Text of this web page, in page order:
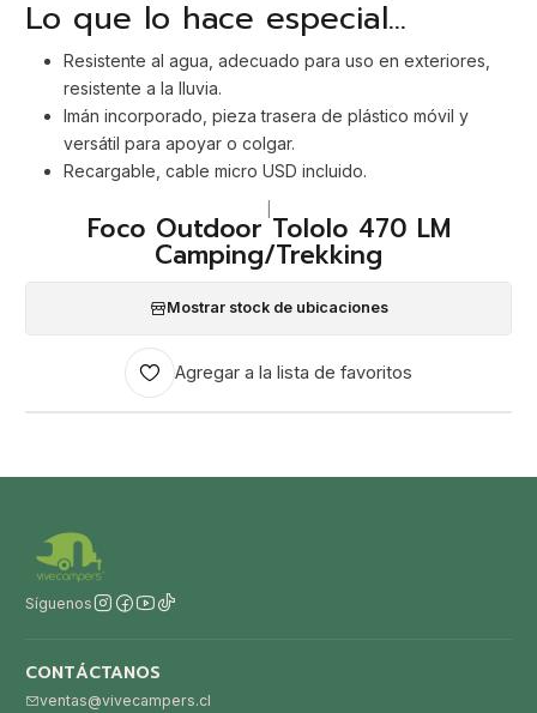
Lo que lo hace especial...
Resistente al agua, adecuado para uso en exteriores,
resistente a la lluvia.
Imán incorporado, pieza trasera de plástico móvil y
versátil para apoyar o colgar.
Recargable, cable micro USD incluido.
Foco Outdoor Tololo 470 LM
Camping/Trekking
Mostrar stock de ubicaciones
Agregar a la lista de favoritos
Síguenos
CONTÁCTANOS
ventas@vivecampers.cl